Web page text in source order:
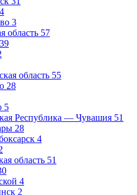
4
3
область 57
39
область 55
28
5
Республика — Чувашия 51
28
4
область 51
4
2